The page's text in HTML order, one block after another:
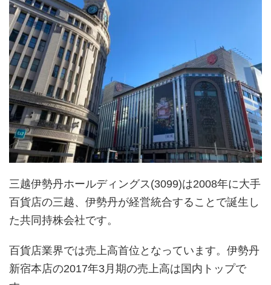
三越伊勢丹ホールディングス(3099)は2008年に大手
百貨店の三越、伊勢丹が経営統合することで誕生し
た共同持株会社です。
百貨店業界では売上高首位となっています。伊勢丹
新宿本店の2017年3月期の売上高は国内トップで